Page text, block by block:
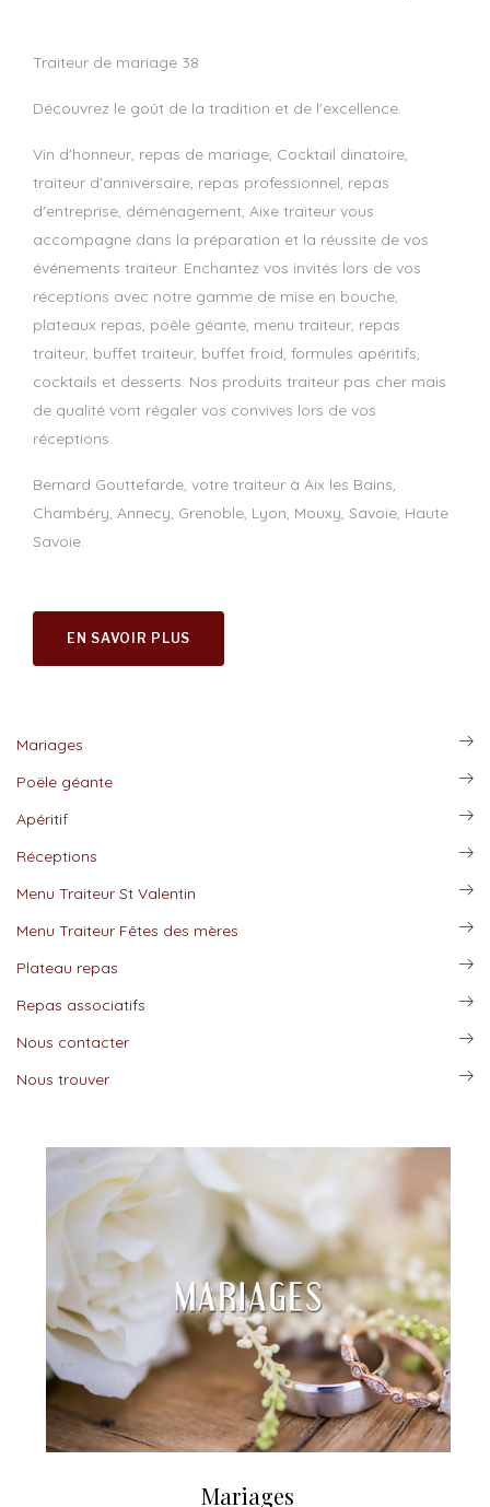
traiteur de mariage 38
Découvrez le goût de la tradition et de l'excellence.
Vin d'honneur, repas de mariage, Cocktail dinatoire,
traiteur d'anniversaire, repas professionnel, repas
d'entreprise, déménagement, Aixe traiteur vous
accompagne dans la préparation et la réussite de vos
événements traiteur. Enchantez vos invités lors de vos
réceptions avec notre gamme de mise en bouche,
plateaux repas, poêle géante, menu traiteur, repas
traiteur, buffet traiteur, buffet froid, formules apéritifs,
cocktails et desserts. Nos produits traiteur pas cher mais
de qualité vont régaler vos convives lors de vos
réceptions.
Bernard Gouttefarde, votre traiteur à Aix les Bains,
Chambéry, Annecy, Grenoble, Lyon, Mouxy, Savoie, Haute
Savoie.
EN SAVOIR PLUS
Mariages
Poële géante
Apéritif
Réceptions
Menu Traiteur St Valentin
Menu Traiteur Fêtes des mères
Plateau repas
Repas associatifs
Nous contacter
Nous trouver
Mariages